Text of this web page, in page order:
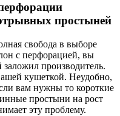
простыней
свобода в выборе
с перфорацией, вы
производитель.
кушеткой. Неудобно,
вам нужны то короткие
простыни на рост
эту проблему.